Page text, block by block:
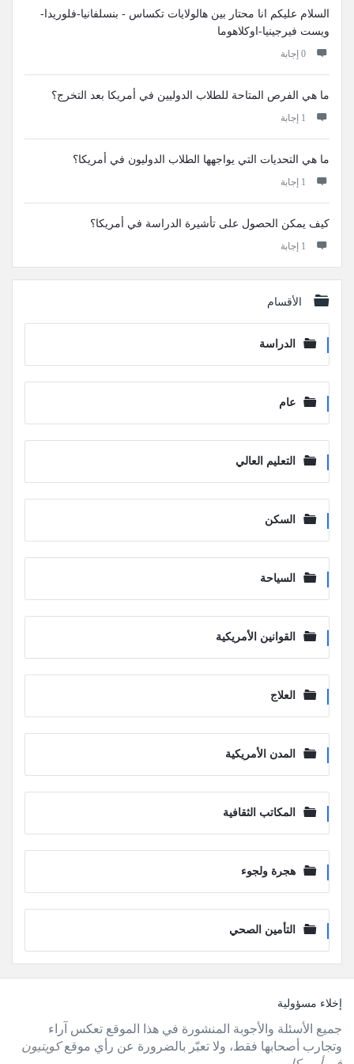
السلام عليكم انا محتار بين هالولايات تكساس - بنسلفانيا-فلوريدا-
ويست فيرجينيا-اوكلاهوما
‫0 إجابة
ما هي الفرص المتاحة للطلاب الدوليين في أمريكا بعد التخرج؟
‫1 إجابة
ما هي التحديات التي يواجهها الطلاب الدوليون في أمريكا؟
‫1 إجابة
كيف يمكن الحصول على تأشيرة الدراسة في أمريكا؟
‫1 إجابة
الأقسام
الدراسة
عام
التعليم العالي
السكن
السياحة
القوانين الأمريكية
العلاج
المدن الأمريكية
المكاتب الثقافية
هجرة ولجوء
التأمين الصحي
الفوترإخلاء مسؤولية
جميع الأسئلة والأجوبة المنشورة في هذا الموقع تعكس آراء
وتجارب أصحابها فقط، ولا تعبّر بالضرورة عن رأي موقعكويتيون